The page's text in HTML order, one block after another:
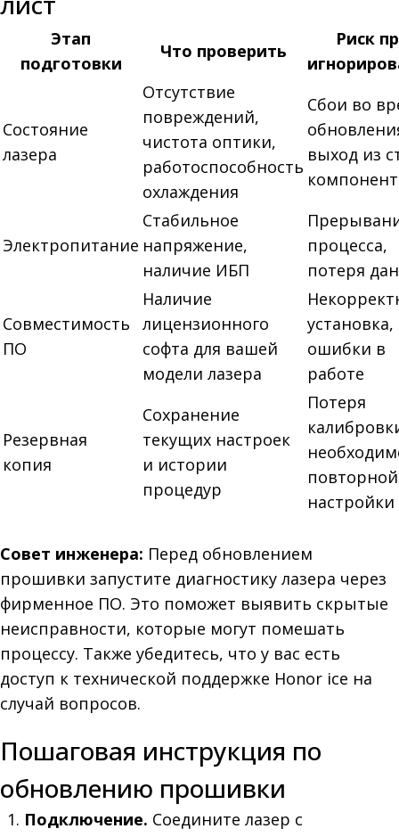
Этап
подготовки
Что проверить
Риск
Состояние
лазера
Отсутствие
повреждений,
чистота оптики,
работоспособность
охлаждения
Сбои во
выход из
Электропитание
Стабильное
напряжение,
наличие ИБП
процесса,
потеря
Совместимость
ПО
Наличие
лицензионного
софта для вашей
модели лазера
установка,
ошибки в
работе
Резервная
копия
Сохранение
текущих настроек
и истории
процедур
Потеря
повторной
настройки
Совет инженера: Перед обновлением
прошивки запустите диагностику лазера через
фирменное ПО. Это поможет выявить скрытые
неисправности, которые могут помешать
процессу. Также убедитесь, что у вас есть
доступ к технической поддержке Honor ice на
случай вопросов.
Пошаговая инструкция по
обновлению прошивки
Подключение. Соедините лазер с